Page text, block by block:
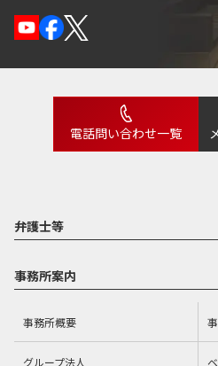
電話問い合わせ一覧
弁護士等
事務所案内
事務所概要
グループ法人